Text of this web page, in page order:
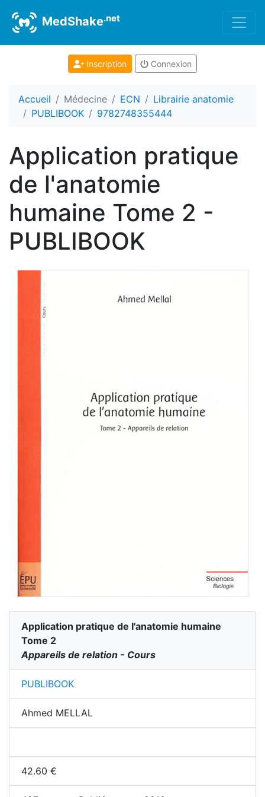
MedShake.net
Inscription Connexion
Accueil Médecine ECN
Librairie anatomie
PUBLIBOOK
9782748355444
Application pratique
de l'anatomie
humaine Tome 2 -
PUBLIBOOK
Application pratique de l'anatomie humaine
Tome 2
Appareils de relation - Cours
PUBLIBOOK
Ahmed MELLAL
42.60 €